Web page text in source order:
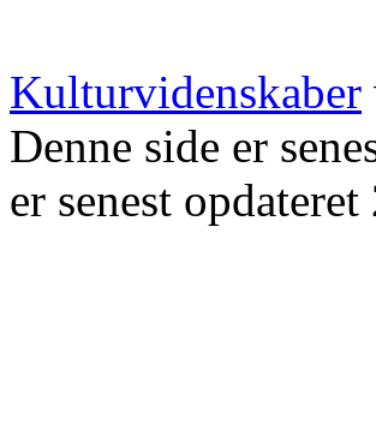
Kulturvidenskaber
Denne side er
er senest